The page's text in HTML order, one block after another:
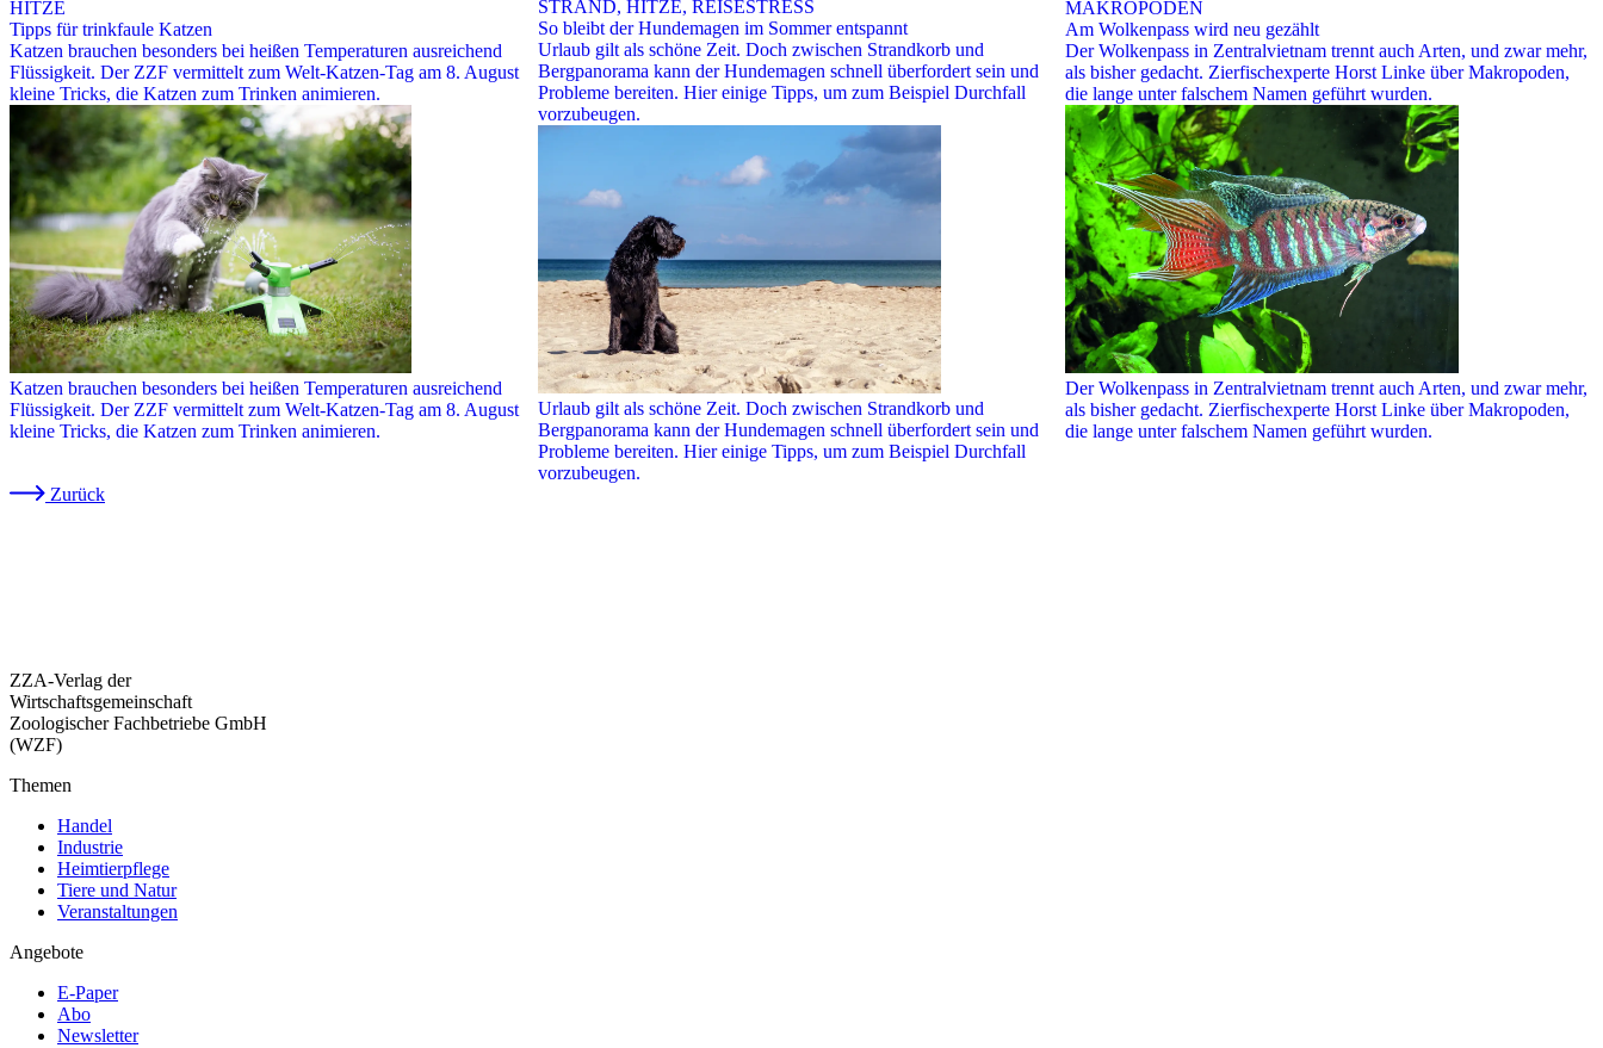
HITZE
Tipps für trinkfaule Katzen
Katzen brauchen besonders bei heißen Temperaturen ausreichend
Flüssigkeit. Der ZZF vermittelt zum Welt-Katzen-Tag am 8. August
kleine Tricks, die Katzen zum Trinken animieren.
Katzen brauchen besonders bei heißen Temperaturen ausreichend
Flüssigkeit. Der ZZF vermittelt zum Welt-Katzen-Tag am 8. August
kleine Tricks, die Katzen zum Trinken animieren.
STRAND, HITZE, REISESTRESS
So bleibt der Hundemagen im Sommer entspannt
Urlaub gilt als schöne Zeit. Doch zwischen Strandkorb und
Bergpanorama kann der Hundemagen schnell überfordert sein und
Probleme bereiten. Hier einige Tipps, um zum Beispiel Durchfall
vorzubeugen.
Urlaub gilt als schöne Zeit. Doch zwischen Strandkorb und
Bergpanorama kann der Hundemagen schnell überfordert sein und
Probleme bereiten. Hier einige Tipps, um zum Beispiel Durchfall
vorzubeugen.
MAKROPODEN
Am Wolkenpass wird neu gezählt
Der Wolkenpass in Zentralvietnam trennt auch Arten, und zwar mehr,
als bisher gedacht. Zierfischexperte Horst Linke über Makropoden,
die lange unter falschem Namen geführt wurden.
Der Wolkenpass in Zentralvietnam trennt auch Arten, und zwar mehr,
als bisher gedacht. Zierfischexperte Horst Linke über Makropoden,
die lange unter falschem Namen geführt wurden.
Zurück
ZZA-Verlag der
Wirtschaftsgemeinschaft
Zoologischer Fachbetriebe GmbH
(WZF)
Themen
Handel
Industrie
Heimtierpflege
Tiere und Natur
Veranstaltungen
Angebote
E-Paper
Abo
Newsletter